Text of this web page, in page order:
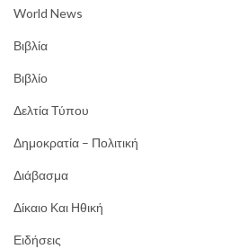
World News
Βιβλία
Βιβλίο
Δελτία Τύπου
Δημοκρατία – Πολιτική
Διάβασμα
Δίκαιο Και Ηθική
Ειδήσεις